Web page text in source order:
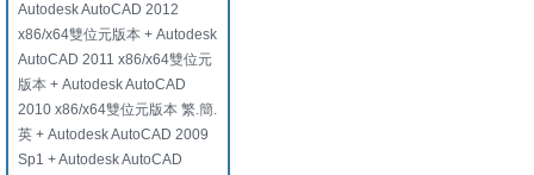
Autodesk AutoCAD 2012
x86/x64雙位元版本 + Autodesk
AutoCAD 2011 x86/x64雙位元
版本 + Autodesk AutoCAD
2010 x86/x64雙位元版本 繁.簡.
英 + Autodesk AutoCAD 2009
Sp1 + Autodesk AutoCAD